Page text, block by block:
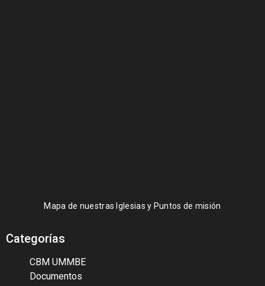
Mapa de nuestras Iglesias y Puntos de misión
Categorías
CBM UMMBE
Documentos